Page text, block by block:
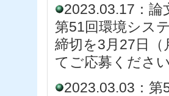
2023.03.17：
第51回環境シス
締切を3月27日
てご応募くださ
2023.03.03：第